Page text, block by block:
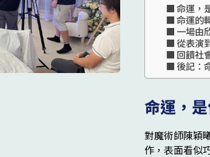
命運，
命運的
一場由
從表演
回饋社
後記：
命運，
對魔術師陳穎
作，表面看似